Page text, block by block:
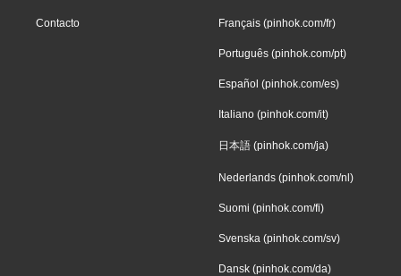
Contacto Français (pinhok.com/fr)
Português (pinhok.com/pt)
Español (pinhok.com/es)
Italiano (pinhok.com/it)
日本語 (pinhok.com/ja)
Nederlands (pinhok.com/nl)
Suomi (pinhok.com/fi)
Svenska (pinhok.com/sv)
Dansk (pinhok.com/da)